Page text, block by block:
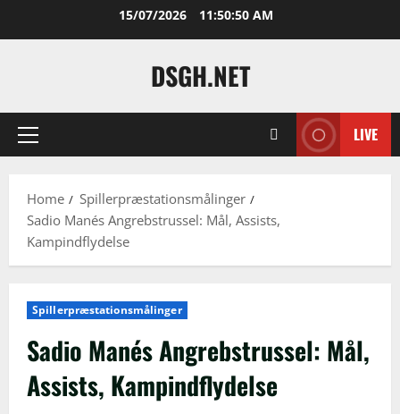
15/07/2026 11:50:52 AM
DSGH.NET
Primary
LIVE
Home
Spillerpræstationsmålinger
Sadio Manés Angrebstrussel: Mål, Assists,
Kampindflydelse
Spillerpræstationsmålinger
Sadio Manés Angrebstrussel: Mål,
Assists, Kampindflydelse